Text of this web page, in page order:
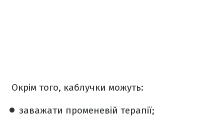
Окрім того, каблучки можуть:
заважати променевій терапії;